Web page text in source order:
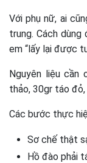
Với phụ nữ, ai
trung. Cách
em “lấy lại được
Nguyên liệu cần
thảo, 30gr táo
Các bước thực
Sơ chế thật
Hồ đào phải